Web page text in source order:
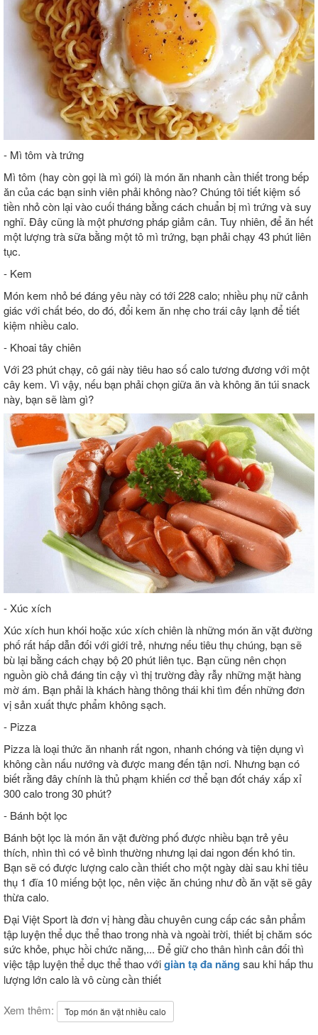
- Mì tôm và trứng
Mì tôm (hay còn gọi là mì gói) là món ăn nhanh cần thiết trong bếp
ăn của các bạn sinh viên phải không nào? Chúng tôi tiết kiệm số
tiền nhỏ còn lại vào cuối tháng bằng cách chuẩn bị mì trứng và suy
nghĩ. Đây cũng là một phương pháp giảm cân. Tuy nhiên, để ăn hết
một lượng trà sữa bằng một tô mì trứng, bạn phải chạy 43 phút liên
tục.
- Kem
Món kem nhỏ bé đáng yêu này có tới 228 calo; nhiều phụ nữ cảnh
giác với chất béo, do đó, đổi kem ăn nhẹ cho trái cây lạnh để tiết
kiệm nhiều calo.
- Khoai tây chiên
Với 23 phút chạy, cô gái này tiêu hao số calo tương đương với một
cây kem. Vì vậy, nếu bạn phải chọn giữa ăn và không ăn túi snack
này, bạn sẽ làm gì?
- Xúc xích
Xúc xích hun khói hoặc xúc xích chiên là những món ăn vặt đường
phố rất hấp dẫn đối với giới trẻ, nhưng nếu tiêu thụ chúng, bạn sẽ
bù lại bằng cách chạy bộ 20 phút liên tục. Bạn cũng nên chọn
nguồn giò chả đáng tin cậy vì thị trường đầy rẫy những mặt hàng
mờ ám. Bạn phải là khách hàng thông thái khi tìm đến những đơn
vị sản xuất thực phẩm không sạch.
- Pizza
Pizza là loại thức ăn nhanh rất ngon, nhanh chóng và tiện dụng vì
không cần nấu nướng và được mang đến tận nơi. Nhưng bạn có
biết rằng đây chính là thủ phạm khiến cơ thể bạn đốt cháy xấp xỉ
300 calo trong 30 phút?
- Bánh bột lọc
Bánh bột lọc là món ăn vặt đường phố được nhiều bạn trẻ yêu
thích, nhìn thì có vẻ bình thường nhưng lại dai ngon đến khó tin.
Bạn sẽ có được lượng calo cần thiết cho một ngày dài sau khi tiêu
thụ 1 đĩa 10 miếng bột lọc, nên việc ăn chúng như đồ ăn vặt sẽ gây
thừa calo.
Đại Việt Sport là đơn vị hàng đầu chuyên cung cấp các sản phẩm
tập luyện thể dục thể thao trong nhà và ngoài trời, thiết bị chăm sóc
sức khỏe, phục hồi chức năng,... Để giữ cho thân hình cân đối thì
việc tập luyện thể dục thể thao vớigiàn tạ đa năng sau khi hấp thu
lượng lớn calo là vô cùng cần thiết
Xem thêm: Top món ăn vặt nhiều calo